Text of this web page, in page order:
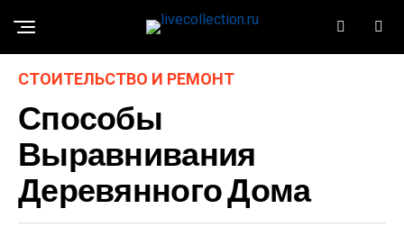
СТОИТЕЛЬСТВО И РЕМОНТ
Способы
Выравнивания
Деревянного Дома